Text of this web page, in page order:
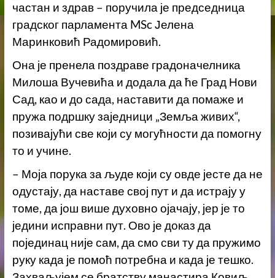
частан и здрав – поручила је председница
градског парламента MSc Јелена
Маринковић Радомировић.
Она је пренела поздраве градоначелника
Милоша Вучевића и додала да ће Град Нови
Сад, као и до сада, наставити да помаже и
пружа подршку заједници „Земља живих“,
позивајући све који су могућности да помогну
то и учине.
– Моја порука за људе који су овде јесте да не
одустају, да наставе свој пут и да истрају у
томе, да још више духовно ојачају, јер је то
једини исправни пут. Ово је доказ да
појединац није сам, да смо сви ту да пружимо
руку када је помоћ потребна и када је тешко.